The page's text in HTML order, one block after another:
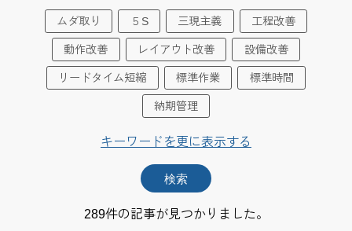
ムダ取り ５S 三現主義 工程改善
動作改善 レイアウト改善 設備改善
リードタイム短縮 標準作業 標準時間
納期管理
キーワードを更に表示する
289件の記事が見つかりました。